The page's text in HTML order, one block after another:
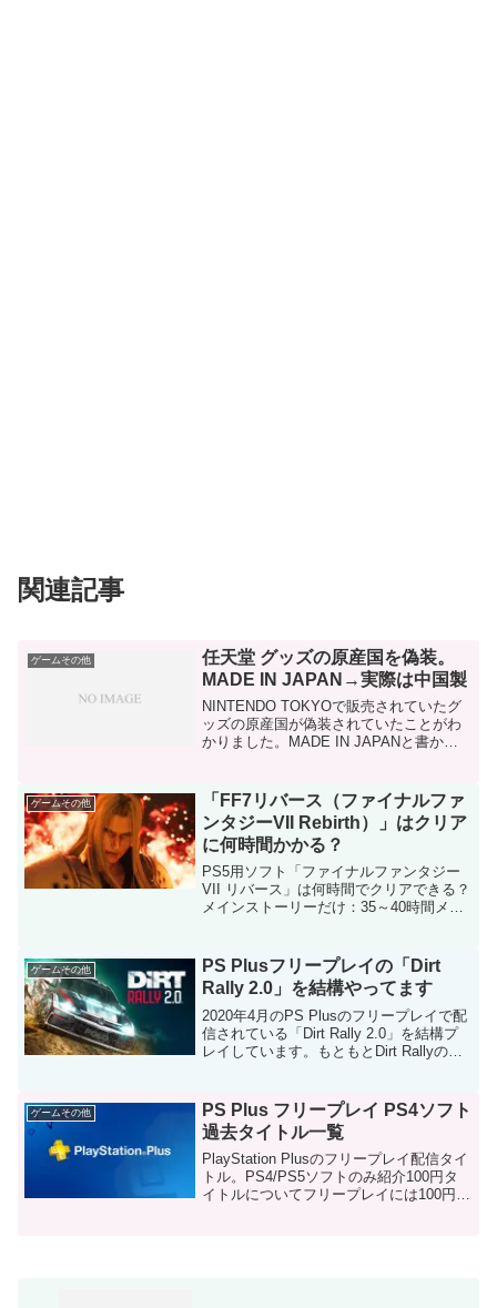
関連記事
ゲームその他
任天堂 グッズの原産国を偽装。
MADE IN JAPAN→実際は中国製
NINTENDO TOKYOで販売されていたグ
ッズの原産国が偽装されていたことがわ
かりました。MADE IN JAPANと書かれ
CHINAだったようです。任天堂が...
ゲームその他
「FF7リバース（ファイナルファ
ンタジーVII Rebirth）」はクリア
に何時間かかる？
PS5用ソフト「ファイナルファンタジー
VII リバース」は何時間でクリアできる？
メインストーリーだけ：35～40時間メイ
80～100時間プレイスタイルで変化ある程
度...
ゲームその他
PS Plusフリープレイの「Dirt
Rally 2.0」を結構やってます
2020年4月のPS Plusのフリープレイで配
信されている「Dirt Rally 2.0」を結構プ
レイしています。もともとDirt Rallyの前
グルプレイのチャンピオ...
ゲームその他
PS Plus フリープレイ PS4ソフト
過去タイトル一覧
PlayStation Plusのフリープレイ配信タイ
トル。PS4/PS5ソフトのみ紹介100円タ
イトルについてフリープレイには100円で